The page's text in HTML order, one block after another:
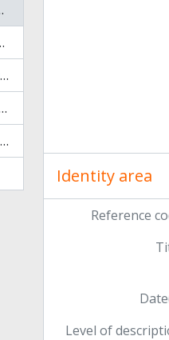
Identity area
Reference
Level of